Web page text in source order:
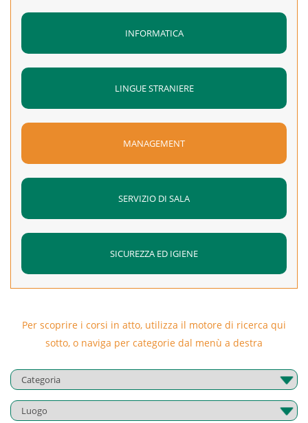
INFORMATICA
LINGUE STRANIERE
MANAGEMENT
SERVIZIO DI SALA
SICUREZZA ED IGIENE
Per scoprire i corsi in atto, utilizza il motore di ricerca qui
sotto, o naviga per categorie dal menù a destra